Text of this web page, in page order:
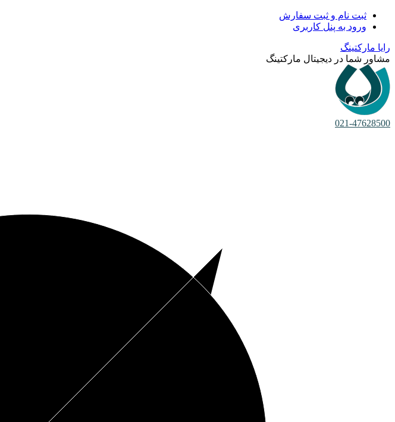
ثبت نام و ثبت سفارش
ورود به پنل کاربری
رایا مارکتینگ
مشاور شما در دیجیتال مارکتینگ
021-47628500